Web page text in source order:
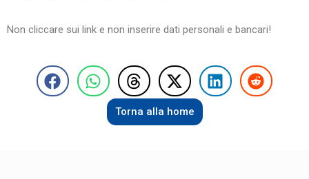
Non cliccare sui link e non inserire dati personali e bancari!
Torna alla home